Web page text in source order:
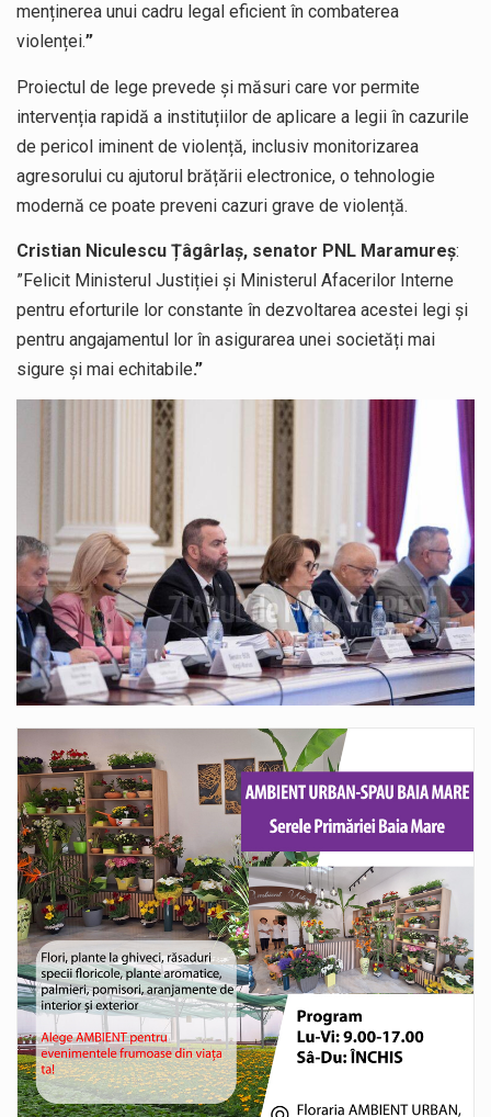
menținerea unui cadru legal eficient în combaterea
violenței.”
Proiectul de lege prevede și măsuri care vor permite
intervenția rapidă a instituțiilor de aplicare a legii în cazurile
de pericol iminent de violență, inclusiv monitorizarea
agresorului cu ajutorul brățării electronice, o tehnologie
modernă ce poate preveni cazuri grave de violență.
Cristian Niculescu Țâgârlaș, senator PNL Maramureș:
”Felicit Ministerul Justiției și Ministerul Afacerilor Interne
pentru eforturile lor constante în dezvoltarea acestei legi și
pentru angajamentul lor în asigurarea unei societăți mai
sigure și mai echitabile.”